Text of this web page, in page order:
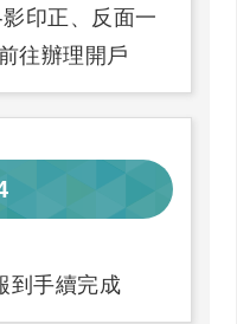
印正、反面一
往辦理開戶
到手續完成